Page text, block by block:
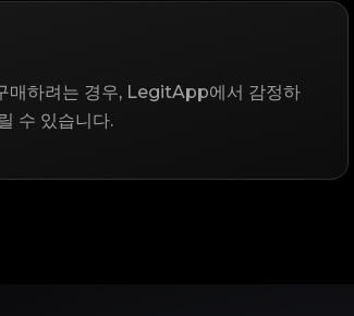
매하려는 경우, LegitApp에서 감정하
수 있습니다.